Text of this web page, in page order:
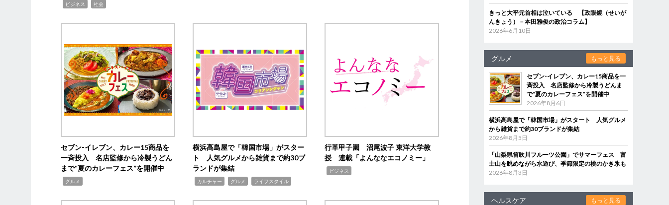
ビジネス 社会
セブン‐イレブン、カレー15商品を
一斉投入 名店監修から冷製うどん
まで“夏のカレーフェス”を開催中
グルメ
横浜高島屋で「韓国市場」がスター
ト 人気グルメから雑貨まで約30ブ
ランドが集結
カルチャー グルメ ライフスタイル
行革甲子園 沼尾波子 東洋大学教
授 連載「よんななエコノミー」
ビジネス
きっと大平元首相は泣いている 【政眼鏡（せいが
んきょう）－本田雅俊の政治コラム】
2026年6月10日
グルメ もっと見る
セブン‐イレブン、カレー15商品を一
斉投入 名店監修から冷製うどんま
で“夏のカレーフェス”を開催中
2026年8月6日
横浜高島屋で「韓国市場」がスタート 人気グルメ
から雑貨まで約30ブランドが集結
2026年8月5日
「山梨県笛吹川フルーツ公園」でサマーフェス 富
士山を眺めながら水遊び、季節限定の桃のかき氷も
2026年8月3日
ヘルスケア もっと見る